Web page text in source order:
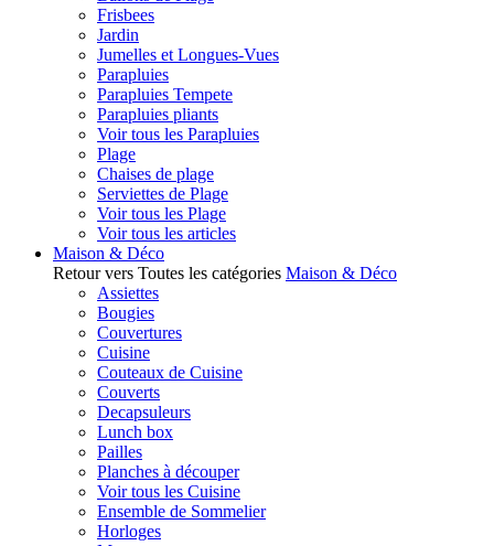
Frisbees
Jardin
Jumelles et Longues-Vues
Parapluies
Parapluies Tempete
Parapluies pliants
Voir tous les Parapluies
Plage
Chaises de plage
Serviettes de Plage
Voir tous les Plage
Voir tous les articles
Maison & Déco
Retour vers Toutes les catégories Maison & Déco
Assiettes
Bougies
Couvertures
Cuisine
Couteaux de Cuisine
Couverts
Decapsuleurs
Lunch box
Pailles
Planches à découper
Voir tous les Cuisine
Ensemble de Sommelier
Horloges